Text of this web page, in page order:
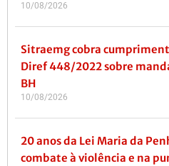
10/08/2026
Sitraemg cobra
Diref 448/2022 sobre
BH
10/08/2026
20 anos da Lei Maria da
combate à violência e na